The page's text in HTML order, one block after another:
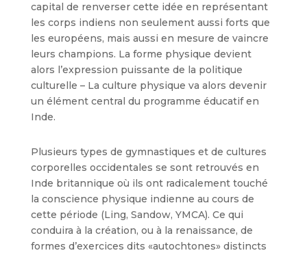
capital de renverser cette idée en représentant
les corps indiens non seulement aussi forts que
les européens, mais aussi en mesure de vaincre
leurs champions. La forme physique devient
alors l’expression puissante de la politique
culturelle – La culture physique va alors devenir
un élément central du programme éducatif en
Inde.
Plusieurs types de gymnastiques et de cultures
corporelles occidentales se sont retrouvés en
Inde britannique où ils ont radicalement touché
la conscience physique indienne au cours de
cette période (Ling, Sandow, YMCA). Ce qui
conduira à la création, ou à la renaissance, de
formes d’exercices dits «autochtones» distincts